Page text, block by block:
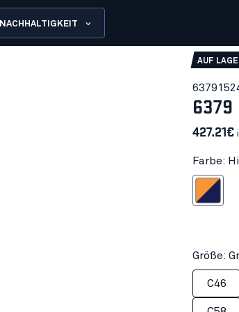
NACHHALTIGKEIT
AUF
6379
427.21€
Farbe:
High Vis Orange/
Größe:
C46